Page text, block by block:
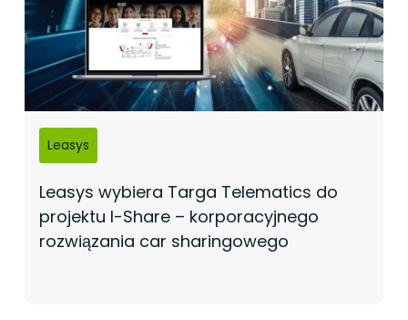
Leasys
Leasys wybiera Targa Telematics do
projektu I-Share – korporacyjnego
rozwiązania car sharingowego